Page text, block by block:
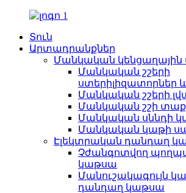
Տուն
Արտադրանքներ
Մանկական
Մանկական շշերի
ստերիլիզատորներ և
Մանկական շշերի
Մանկական շշի
Մանկական սննդի
Մանկական կաթի
Էլեկտրական դանդաղ
Չժանգոտվող
կաթսա
Մանուշակագույն
դանդաղ կաթսա